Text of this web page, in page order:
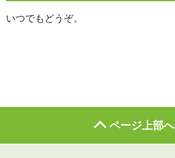
いつでもどうぞ。
ページ上部へ